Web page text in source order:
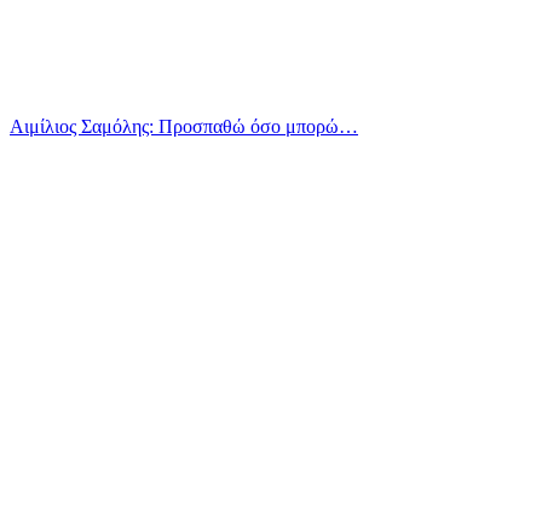
Αιμίλιος Σαμόλης: Προσπαθώ όσο μπορώ…